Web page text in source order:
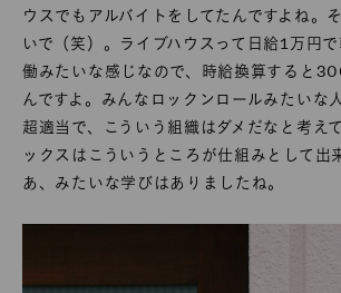
ウスでもアルバイトをしてたんですよね。
いで（笑）。ライブハウスって日給1万円
働みたいな感じなので、時給換算すると
んですよ。みんなロックンロールみたいな
超適当で、こういう組織はダメだなと考え
ックスはこういうところが仕組みとして出
あ、みたいな学びはありましたね。